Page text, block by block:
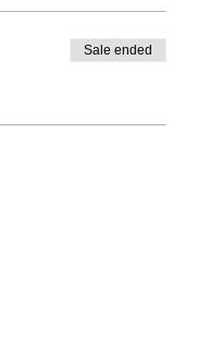
Sale ended